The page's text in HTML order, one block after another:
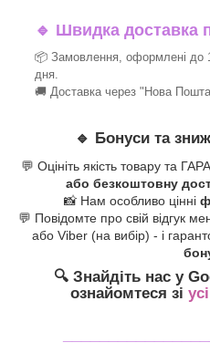
🔹 Швидка доставка
📦 Замовлення, оформлені до
дня.
🚚 Доставка через "Нова
🔹 Бонуси та
💬 Оцініть якість товару та
або безкоштовну
📸 Нам особливо цінні
💬 Повідомте про свій відгук
або Viber (на вибір) - і
🔍 Знайдіть нас у
ознайомтеся зі